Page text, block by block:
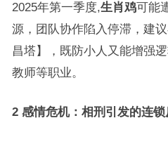
2025年第一季度,生肖鸡可能
源，团队协作陷入停滞，建
昌塔】，既防小人又能增强
教师等职业。
2 感情危机：相刑引发的连锁